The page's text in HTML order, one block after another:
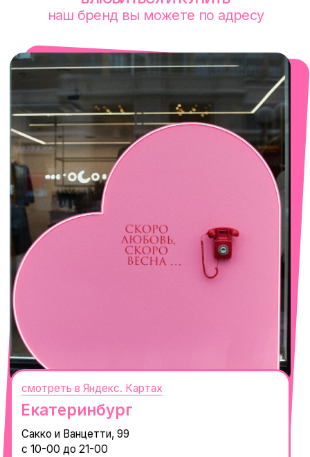
Сочи
Село Эстосадок, ТРЦ Горки Молл,
Горная Карусель, 3
+7 (919) 374-04-04
с 10-00 до 22-00
смотреть в Яндекс. Картах
ТРК «Европолис Ростокино»
ул. Проспект Мира, 211 к2
смотреть в Яндекс.Картах